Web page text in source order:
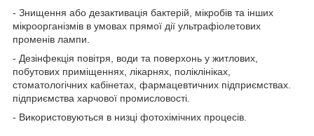
- Знищення або дезактивація бактерій, мікробів та інших
мікроорганізмів в умовах прямої дії ультрафіолетових
променів лампи.
- Дезінфекція повітря, води та поверхонь у житлових,
побутових приміщеннях, лікарнях, поліклініках,
стоматологічних кабінетах, фармацевтичних підприємствах.
підприємства харчової промисловості.
- Використовуються в низці фотохімічних процесів.